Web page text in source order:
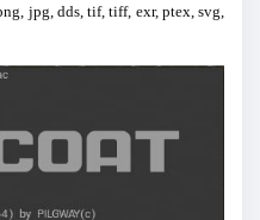
jpg, dds, tif, tiff, exr, ptex, svg,